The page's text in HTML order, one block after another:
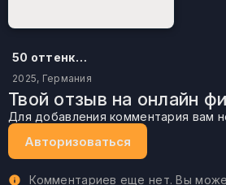
50 оттенков бестселлера
2025, Германия
Твой отзыв на онлайн
Для добавления комментария вам
Авторизоваться
Комментариев еще нет. Вы